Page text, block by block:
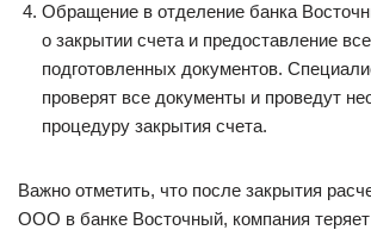
Обращение в отделение банка
о закрытии счета и предоставление
подготовленных документов.
проверят все документы и проведут
процедуру закрытия счета.
Важно отметить, что после закрытия
ООО в банке Восточный, компания теряет